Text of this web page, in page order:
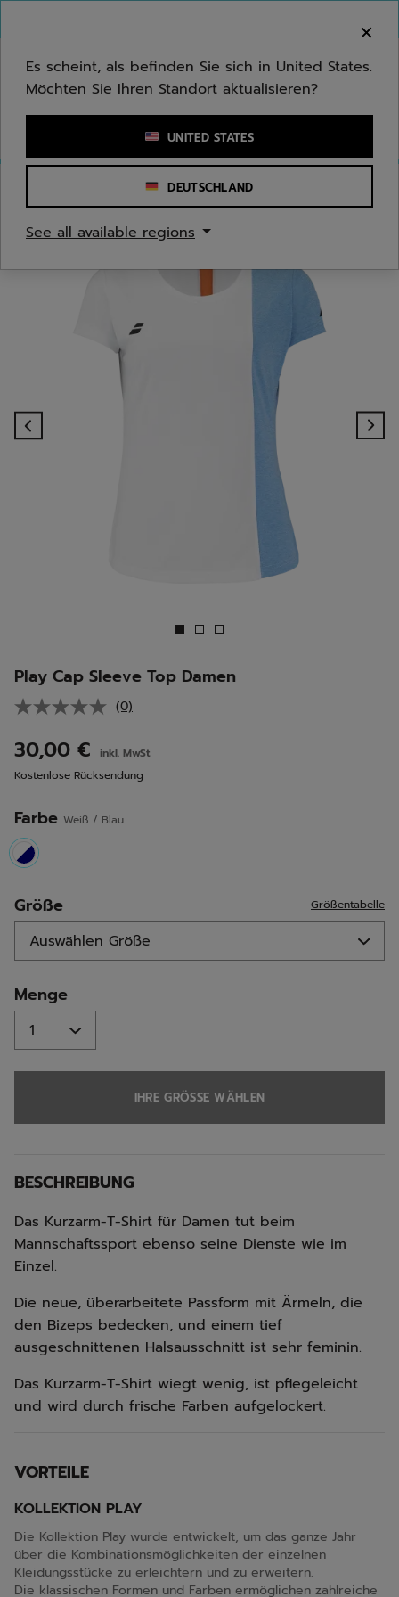
Stichwort oder Artikelnummer eingeben
Play Cap Sleeve Top Damen
Kein
auf
derselben
Seite.
(0)
30,00 €
inkl. MwSt
Kostenlose Rücksendung
Farbe Weiß / Blau
selected
Größe Größentabelle
Menge
IHRE GRÖSSE WÄHLEN
BESCHREIBUNG
Das Kurzarm-T-Shirt für Damen tut beim
Mannschaftssport ebenso seine Dienste wie im
Einzel.
Die neue, überarbeitete Passform mit Ärmeln, die
den Bizeps bedecken, und einem tief
ausgeschnittenen Halsausschnitt ist sehr feminin.
Das Kurzarm-T-Shirt wiegt wenig, ist pflegeleicht
und wird durch frische Farben aufgelockert.
VORTEILE
KOLLEKTION PLAY
Die Kollektion Play wurde entwickelt, um das ganze Jahr
über die Kombinationsmöglichkeiten der einzelnen
Kleidungsstücke zu erleichtern und zu erweitern.
Die klassischen Formen und Farben ermöglichen zahlreiche
Es scheint, als befinden Sie sich in United States.
Möchten Sie Ihren Standort aktualisieren?
UNITED STATES
DEUTSCHLAND
See all available regions